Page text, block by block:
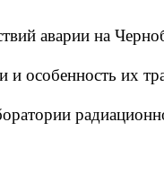
аварии на
и особенность их